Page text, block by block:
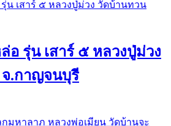
อ รุ่น เสาร์ ๕ หลวงปู่ม่วง
.กาญจนบุรี